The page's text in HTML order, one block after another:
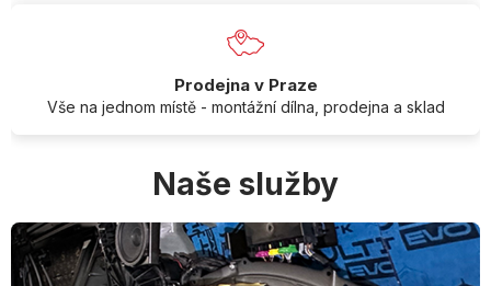
Prodejna v Praze
Vše na jednom místě - montážní dílna, prodejna a sklad
Naše služby